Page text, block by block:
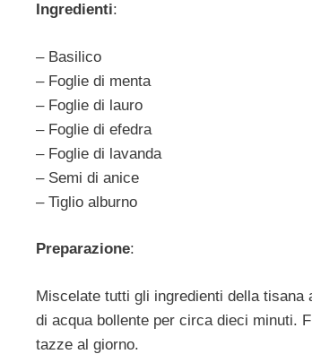
Ingredienti:
– Basilico
– Foglie di menta
– Foglie di lauro
– Foglie di efedra
– Foglie di lavanda
– Semi di anice
– Tiglio alburno
Preparazione:
Miscelate tutti gli ingredienti della
di acqua bollente per circa dieci minuti.
tazze al giorno.